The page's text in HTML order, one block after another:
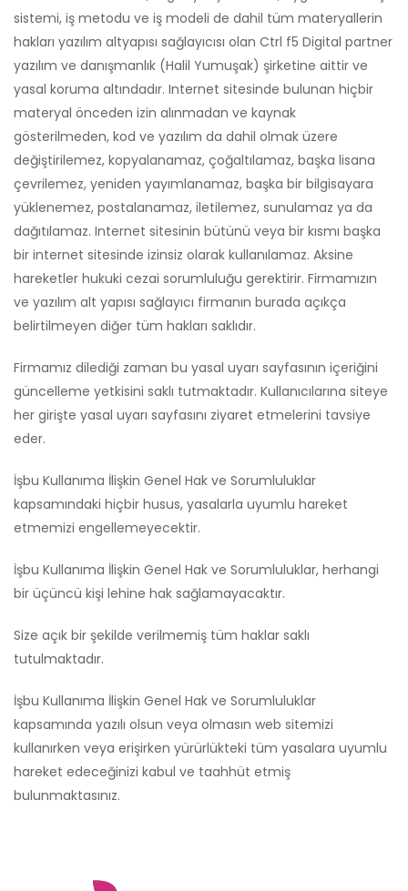
sistemi, iş metodu ve iş modeli de dahil tüm materyallerin
hakları yazılım altyapısı sağlayıcısı olan Ctrl f5 Digital partner
yazılım ve danışmanlık (Halil Yumuşak) şirketine aittir ve
yasal koruma altındadır. Internet sitesinde bulunan hiçbir
materyal önceden izin alınmadan ve kaynak
gösterilmeden, kod ve yazılım da dahil olmak üzere
değiştirilemez, kopyalanamaz, çoğaltılamaz, başka lisana
çevrilemez, yeniden yayımlanamaz, başka bir bilgisayara
yüklenemez, postalanamaz, iletilemez, sunulamaz ya da
dağıtılamaz. Internet sitesinin bütünü veya bir kısmı başka
bir internet sitesinde izinsiz olarak kullanılamaz. Aksine
hareketler hukuki cezai sorumluluğu gerektirir. Firmamızın
ve yazılım alt yapısı sağlayıcı firmanın burada açıkça
belirtilmeyen diğer tüm hakları saklıdır.
Firmamız dilediği zaman bu yasal uyarı sayfasının içeriğini
güncelleme yetkisini saklı tutmaktadır. Kullanıcılarına siteye
her girişte yasal uyarı sayfasını ziyaret etmelerini tavsiye
eder.
İşbu Kullanıma İlişkin Genel Hak ve Sorumluluklar
kapsamındaki hiçbir husus, yasalarla uyumlu hareket
etmemizi engellemeyecektir.
İşbu Kullanıma İlişkin Genel Hak ve Sorumluluklar, herhangi
bir üçüncü kişi lehine hak sağlamayacaktır.
Size açık bir şekilde verilmemiş tüm haklar saklı
tutulmaktadır.
İşbu Kullanıma İlişkin Genel Hak ve Sorumluluklar
kapsamında yazılı olsun veya olmasın web sitemizi
kullanırken veya erişirken yürürlükteki tüm yasalara uyumlu
hareket edeceğinizi kabul ve taahhüt etmiş
bulunmaktasınız.